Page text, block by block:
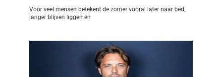
Voor veel mensen betekent de zomer vooral later naar bed,
langer blijven liggen en